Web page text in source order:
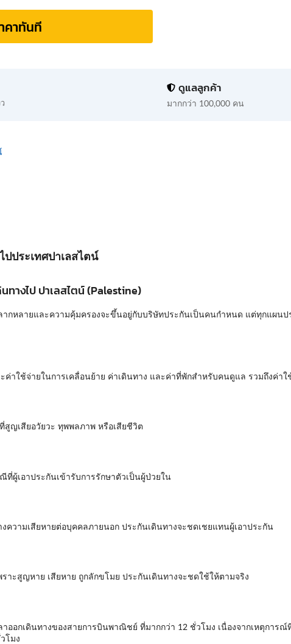
คาทันที
ดูแลลูกค้า
มากกว่า 100,000 คน
ประเทศปาเลสไตน์
ทางไป ปาเลสไตน์ (Palestine)
กหลายและความคุ้มครองจะขึ้นอยู่กับบริษัทประกันเป็นคนกำหนด แต่ทุกแผน
ค่าใช้จ่ายในการเคลื่อนย้าย ค่าเดินทาง และค่าที่พักสำหรับคนดูแล รวมถึงค่
ญเสียอวัยวะ ทุพพลภาพ หรือเสียชีวิต
ที่ผู้เอาประกันเข้ารับการรักษาตัวเป็นผู้ป่วยใน
ความเสียหายต่อบุคคลภายนอก ประกันเดินทางจะชดเชยแทนผู้เอาประกัน
าะสูญหาย เสียหาย ถูกลักขโมย ประกันเดินทางจะชดใช้ให้ตามจริง
าออกเดินทางของสายการบินพาณิชย์ ที่มากกว่า 12 ชั่วโมง เนื่องจากเหตุกา
โมง